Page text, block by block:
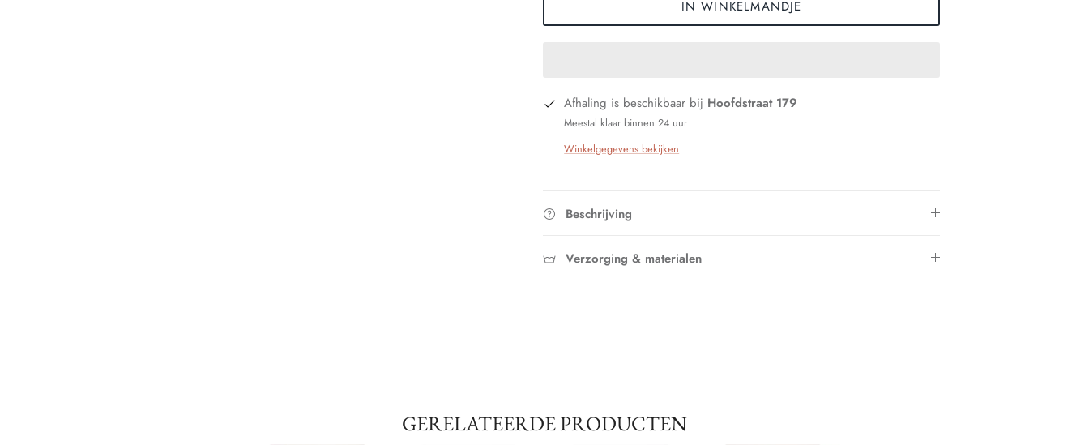
IN WINKELMANDJE
Afhaling is beschikbaar bij Hoofdstraat 179
Meestal klaar binnen 24 uur
Winkelgegevens bekijken
Beschrijving
Verzorging & materialen
GERELATEERDE PRODUCTEN